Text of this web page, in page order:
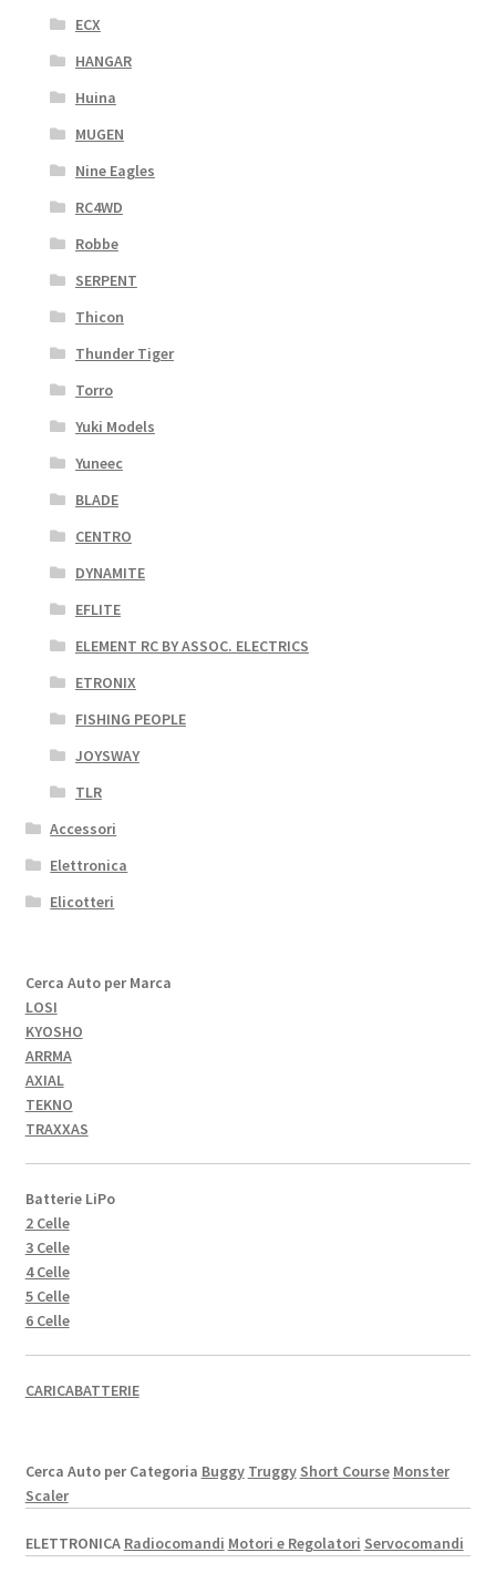
ECX
HANGAR
Huina
MUGEN
Nine Eagles
RC4WD
Robbe
SERPENT
Thicon
Thunder Tiger
Torro
Yuki Models
Yuneec
BLADE
CENTRO
DYNAMITE
EFLITE
ELEMENT RC BY ASSOC. ELECTRICS
ETRONIX
FISHING PEOPLE
JOYSWAY
TLR
Accessori
Elettronica
Elicotteri
Cerca Auto per Marca
LOSI
KYOSHO
ARRMA
AXIAL
TEKNO
TRAXXAS
Batterie LiPo
2 Celle
3 Celle
4 Celle
5 Celle
6 Celle
CARICABATTERIE
Cerca Auto per Categoria Buggy Truggy Short Course Monster
Scaler
ELETTRONICA Radiocomandi Motori e Regolatori Servocomandi